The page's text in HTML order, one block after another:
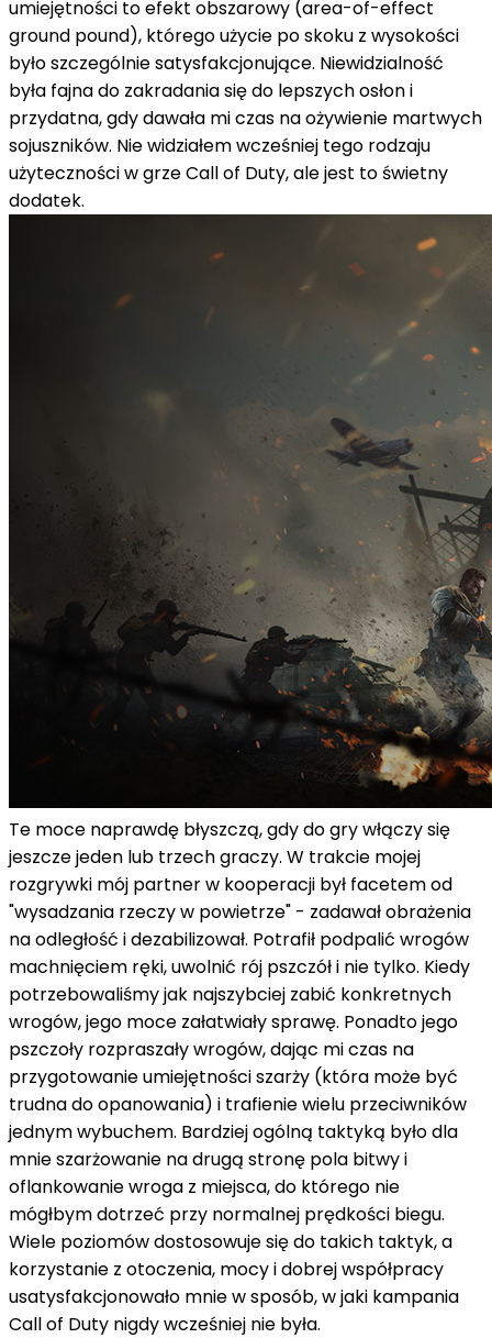
umiejętności to efekt obszarowy (area-of-effect
ground pound), którego użycie po skoku z wysokości
było szczególnie satysfakcjonujące. Niewidzialność
była fajna do zakradania się do lepszych osłon i
przydatna, gdy dawała mi czas na ożywienie martwych
sojuszników. Nie widziałem wcześniej tego rodzaju
użyteczności w grze Call of Duty, ale jest to świetny
dodatek.
Te moce naprawdę błyszczą, gdy do gry włączy się
jeszcze jeden lub trzech graczy. W trakcie mojej
rozgrywki mój partner w kooperacji był facetem od
"wysadzania rzeczy w powietrze" - zadawał obrażenia
na odległość i dezabilizował. Potrafił podpalić wrogów
machnięciem ręki, uwolnić rój pszczół i nie tylko. Kiedy
potrzebowaliśmy jak najszybciej zabić konkretnych
wrogów, jego moce załatwiały sprawę. Ponadto jego
pszczoły rozpraszały wrogów, dając mi czas na
przygotowanie umiejętności szarży (która może być
trudna do opanowania) i trafienie wielu przeciwników
jednym wybuchem. Bardziej ogólną taktyką było dla
mnie szarżowanie na drugą stronę pola bitwy i
oflankowanie wroga z miejsca, do którego nie
mógłbym dotrzeć przy normalnej prędkości biegu.
Wiele poziomów dostosowuje się do takich taktyk, a
korzystanie z otoczenia, mocy i dobrej współpracy
usatysfakcjonowało mnie w sposób, w jaki kampania
Call of Duty nigdy wcześniej nie była.